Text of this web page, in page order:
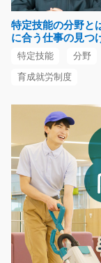
長期（3ヶ
時給1000円
福岡県北九
倉庫内でのフ
主に食料品など
お仕事です
長期（3ヶ
時給1100円～
福岡県福岡
特定技能の分野と
に合う仕事の見つ
特定技能 分野
育成就労制度